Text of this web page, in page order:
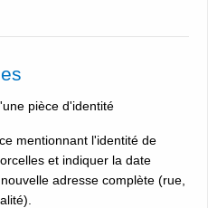
pièce d'identité
mentionnant l'identité de
et indiquer la date
adresse complète (rue,